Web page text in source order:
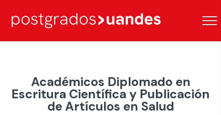
Académicos Diplomado en
Escritura Científica y Publicación
de Artículos en Salud